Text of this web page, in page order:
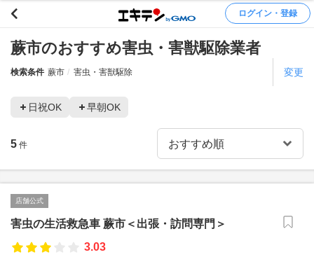
ログイン・登録
蕨市のおすすめ害虫・害獣駆除業者
検索条件 蕨市 害虫・害獣駆除 変更
日祝OK 早朝OK
5 件
店舗公式
害虫の生活救急車 蕨市＜出張・訪問専門＞
3.03